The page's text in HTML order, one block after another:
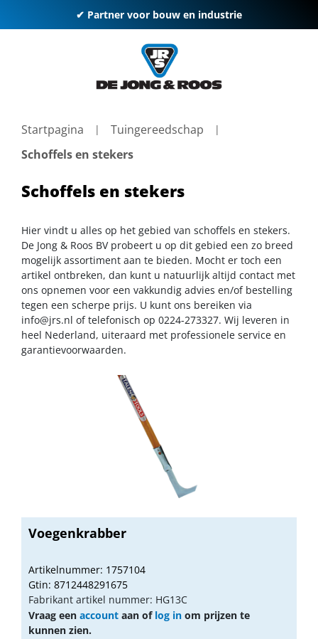
✔ Partner voor bouw en industrie
Startpagina
Tuingereedschap
Schoffels en stekers
Schoffels en stekers
Hier vindt u alles op het gebied van schoffels en stekers.
De Jong & Roos BV probeert u op dit gebied een zo breed
mogelijk assortiment aan te bieden. Mocht er toch een
artikel ontbreken, dan kunt u natuurlijk altijd contact met
ons opnemen voor een vakkundig advies en/of bestelling
tegen een scherpe prijs. U kunt ons bereiken via
info@jrs.nl of telefonisch op 0224-273327. Wij leveren in
heel Nederland, uiteraard met professionele service en
garantievoorwaarden.
Voegenkrabber
Artikelnummer: 1757104
Gtin: 8712448291675
Fabrikant artikel nummer: HG13C
Vraag een account aan of log in om prijzen te
kunnen zien.